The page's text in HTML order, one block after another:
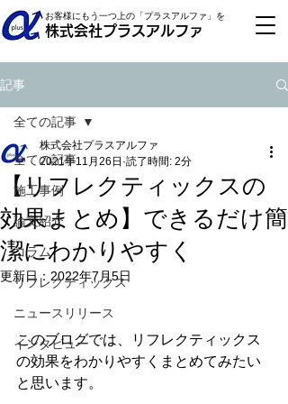
お客様にもう一つ上の「プラスアルファ」を
株式会社プラスアルファ
記事
全ての記事
施工事例
論文紹介
コラム
リフレクティックス
ニュースリリース
インタビュー
全ての記事
【リフレクティックスの
効果まとめ】できるだけ簡
潔にわかりやすく
株式会社プラスアルファ
2021年11月26日 読了時間: 2分
更新日： 2022年7月5日
このブログでは、リフレクティックス
の効果をわかりやすくまとめてみたい
と思います。